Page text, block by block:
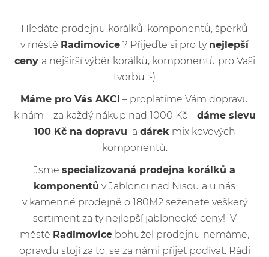
Hledáte prodejnu korálků, komponentů, šperků
v městě Radimovice ? Přijeďte si pro ty nejlepší
ceny a nejširší výběr korálků, komponentů pro Vaši
tvorbu :-)
Máme pro Vás AKCI – proplatíme Vám dopravu
k nám – za každý nákup nad 1000 Kč – dáme slevu
100 Kč na dopravu a dárek mix kovových
komponentů.
Jsme specializovaná prodejna korálků a
komponentů v Jablonci nad Nisou a u nás
v kamenné prodejně o 180M2 seženete veškerý
sortiment za ty nejlepší jablonecké ceny! V
městě Radimovice bohužel prodejnu nemáme,
opravdu stojí za to, se za námi přijet podívat. Rádi